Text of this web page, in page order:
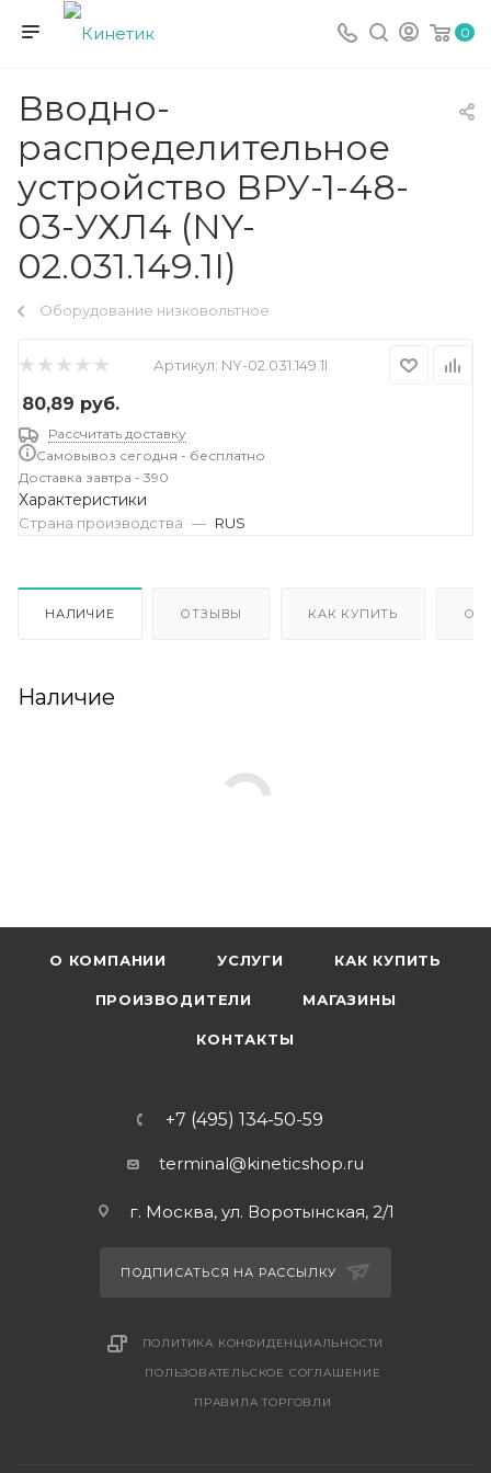
0
Вводно-
распределительное
устройство ВРУ-1-48-
03-УХЛ4 (NY-
02.031.149.1I)
Оборудование низковольтное
Артикул: NY-02.031.149.1I
80,89 руб.
Рассчитать доставку
Самовывоз сегодня - бесплатно
Доставка завтра - 390
Характеристики
Страна производства — RUS
НАЛИЧИЕ ОТЗЫВЫ КАК КУПИТЬ
Наличие
О КОМПАНИИ УСЛУГИ КАК КУПИТЬ
ПРОИЗВОДИТЕЛИ МАГАЗИНЫ
КОНТАКТЫ
+7 (495) 134-50-59
terminal@kineticshop.ru
г. Москва, ул. Воротынская, 2/1
ПОДПИСАТЬСЯ НА РАССЫЛКУ
ПОЛИТИКА КОНФИДЕНЦИАЛЬНОСТИ
ПОЛЬЗОВАТЕЛЬСКОЕ СОГЛАШЕНИЕ
ПРАВИЛА ТОРГОВЛИ